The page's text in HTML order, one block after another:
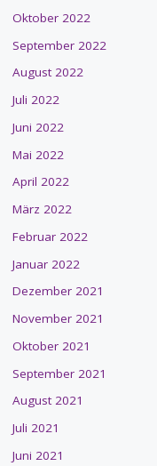
Oktober 2022
September 2022
August 2022
Juli 2022
Juni 2022
Mai 2022
April 2022
März 2022
Februar 2022
Januar 2022
Dezember 2021
November 2021
Oktober 2021
September 2021
August 2021
Juli 2021
Juni 2021